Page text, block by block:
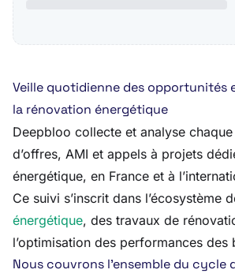
Veille quotidienne des opportunités
la rénovation énergétique
Deepbloo collecte et analyse
d’offres, AMI et appels à projets
énergétique, en France et à
Ce suivi s’inscrit dans l’écosystème
énergétique, des travaux de
l’optimisation des performances des
Nous couvrons l’ensemble du cycle